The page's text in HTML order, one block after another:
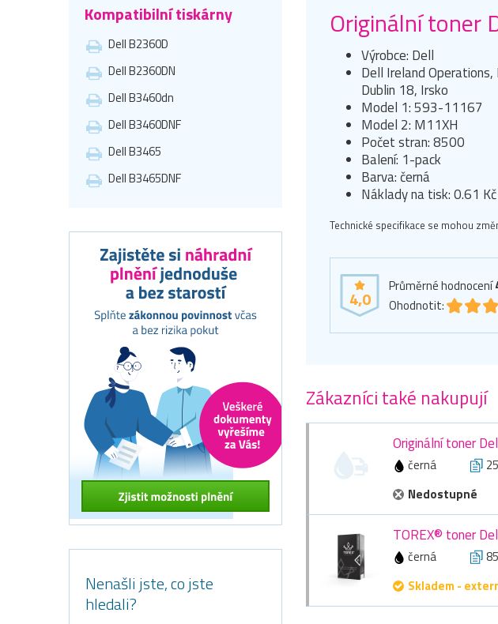
Kompatibilní tiskárny
Dell B2360D
Dell B2360DN
Dell B3460dn
Dell B3460DNF
Dell B3465
Dell B3465DNF
Nenašli jste, co jste
hledali?
Originální toner
Výrobce: Dell
Dell Ireland Operations,
Dublin 18, Irsko
Model 1: 593-11167
Model 2: M11XH
Počet stran: 8500
Balení: 1-pack
Barva: černá
Náklady na tisk: 0.61
Technické specifikace se mohou
4,0
Průměrné hodnocení
Ohodnotit:
Zákazníci také nakupují
Originální toner
černá
Nedostupné
TOREX® toner
černá
Skladem -